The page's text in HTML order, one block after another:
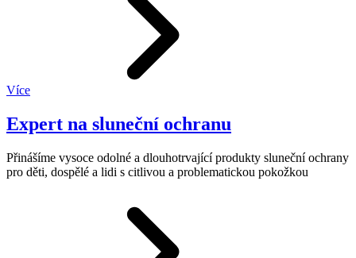
Více
Expert na sluneční ochranu
Přinášíme vysoce odolné a dlouhotrvající produkty sluneční ochrany
pro děti, dospělé a lidi s citlivou a problematickou pokožkou